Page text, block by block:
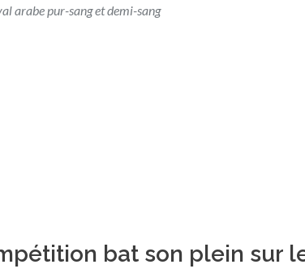
arabe pur-sang et demi-sang
bat son plein sur